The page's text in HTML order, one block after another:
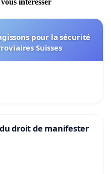
intéresser
pour la sécurité
Suisses
droit de manifester